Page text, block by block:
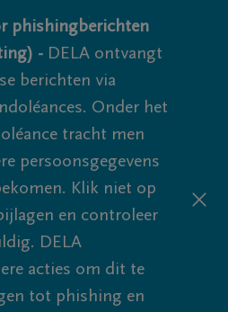
phishingberichten
- DELA ontvangt
berichten via
Onder het
tracht men
persoonsgegevens
Klik niet op
en controleer
DELA
acties om dit te
tot phishing en